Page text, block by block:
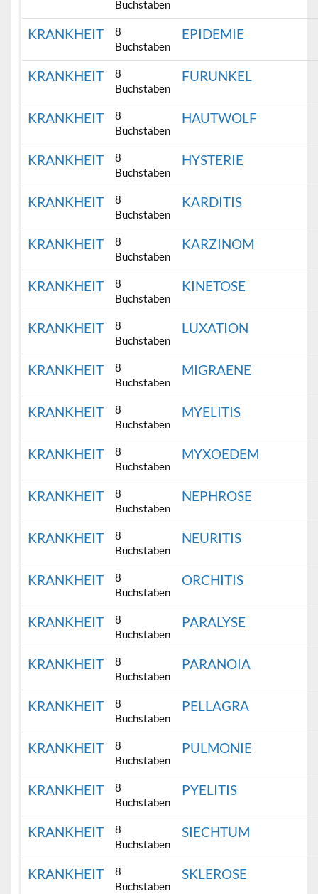
Buchstaben
KRANKHEIT
8
Buchstaben
EPIDEMIE
KRANKHEIT
8
Buchstaben
FURUNKEL
KRANKHEIT
8
Buchstaben
HAUTWOLF
KRANKHEIT
8
Buchstaben
HYSTERIE
KRANKHEIT
8
Buchstaben
KARDITIS
KRANKHEIT
8
Buchstaben
KARZINOM
KRANKHEIT
8
Buchstaben
KINETOSE
KRANKHEIT
8
Buchstaben
LUXATION
KRANKHEIT
8
Buchstaben
MIGRAENE
KRANKHEIT
8
Buchstaben
MYELITIS
KRANKHEIT
8
Buchstaben
MYXOEDEM
KRANKHEIT
8
Buchstaben
NEPHROSE
KRANKHEIT
8
Buchstaben
NEURITIS
KRANKHEIT
8
Buchstaben
ORCHITIS
KRANKHEIT
8
Buchstaben
PARALYSE
KRANKHEIT
8
Buchstaben
PARANOIA
KRANKHEIT
8
Buchstaben
PELLAGRA
KRANKHEIT
8
Buchstaben
PULMONIE
KRANKHEIT
8
Buchstaben
PYELITIS
KRANKHEIT
8
Buchstaben
SIECHTUM
KRANKHEIT
8
Buchstaben
SKLEROSE